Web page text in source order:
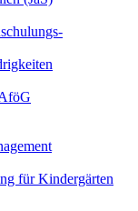
für Kindergärten